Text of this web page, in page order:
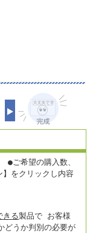
●ご希望の購入数、
をクリックし内容
きる製品で お客様
どうか判別の必要が